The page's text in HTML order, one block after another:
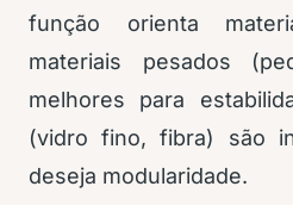
função orienta
materiais pesados
melhores para
(vidro fino, fibra) são
deseja modularidade.